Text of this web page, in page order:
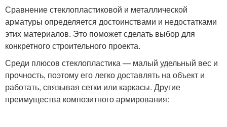
Сравнение стеклопластиковой и металлической
арматуры определяется достоинствами и недостатками
этих материалов. Это поможет сделать выбор для
конкретного строительного проекта.
Среди плюсов стеклопластика — малый удельный вес и
прочность, поэтому его легко доставлять на объект и
работать, связывая сетки или каркасы. Другие
преимущества композитного армирования: